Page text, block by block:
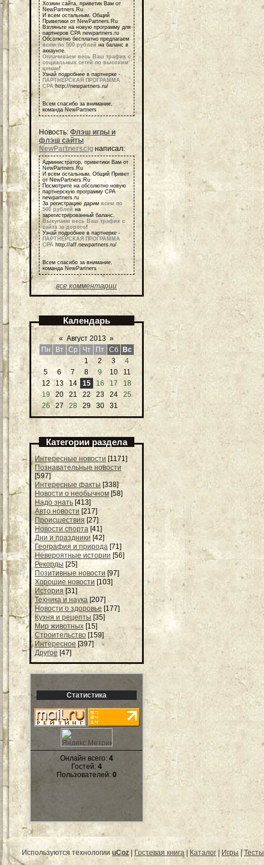
Хозяин сайта, приветик Вам от
NewPartners.Ru
И всем остальным, Общий
Приветики от NewPartners.Ru
Взгляньте на новую программу для
партнеров СРА newpartners.ru
Обсолютно бесплатно предлагаем
всем по 500 рублей на баланс в
аккаунте.
Оплачиваем весь Ваш трафик с
социальных сетей по высоким
ценам!
Узнай подробнее в партнерке -
ПАРТНЕРСКАЯ ПРОГРАММА
СРА http://newpartners.ru/
Всем спасибо за внимание,
команда NewPartners
Новость: Флэш игры и
флэш сайты
NewPartnerscigнаписал:
Администратор, приветики Вам от
NewPartners.Ru
И всем остальным, Общий Привет
от NewPartners.Ru
Посмотрите на обсолютно новую
партнерскую программу СРА
newpartners.ru
За регистрацию дарим всем по
500 рублей на
зарегистрированный баланс.
Выкупаем весь Ваш трафик с
сайта за дорого!
Узнай подробнее в партнерке -
ПАРТНЕРСКАЯ ПРОГРАММА
СРА http://aff.newpartners.ru/
Всем спасибо за внимание,
команда NewPartners
все комментарии
Календарь
« Август 2013 »
Пн
Вт Ср Чт Пт Сб
Вс
1
2 3
4
5
6 7 8 9 10
11
12
13 14 15 16 17
18
19
20 21 22 23 24
25
26
27 28 29 30 31
Категории раздела
Интересные новости [1171]
Познавательные новости
[597]
Интересные факты [338]
Новости о необычном [58]
Надо знать [413]
Авто новости [217]
Происшествия [27]
Новости спорта [41]
Дни и праздники [42]
География и природа [71]
Невероятные истории [56]
Рекорды [25]
Позитивные новости [97]
Хорошие новости [103]
История [31]
Техника и наука [207]
Новости о здоровье [177]
Кухня и рецепты [35]
Мир животных [15]
Строительство [159]
Интересное [397]
Другое [47]
Статистика
Онлайн всего: 4
Гостей: 4
Пользователей: 0
Используются технологии uCoz Гостевая книга| Каталог Игры |Тесты